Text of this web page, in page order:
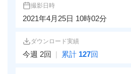
撮影日時
2021年4月25日 10時02分
ダウンロード実績
今週 2回 | 累計 127回